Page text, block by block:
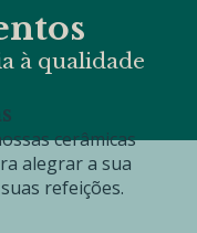
à qualidade
cerâmicas
alegrar a sua
refeições.